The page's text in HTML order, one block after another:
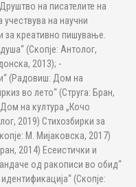
на писателите на
на научни
за креативно пишување.
(Скопје: Антолог,
2013); -
(Радовиш: Дом на
во лето“ (Струга: Бран,
на култура „Кочо
2019) Стихозбирки за
М. Мијаковска, 2017)
2014) Есеистички и
од ракописи во обид“
(Скопје: